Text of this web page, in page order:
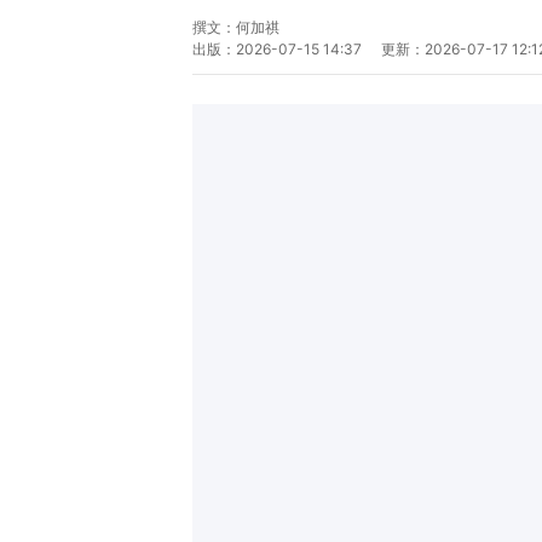
撰文： 何加祺
出版： 2026-07-15 14:37 更新： 2026-07-17